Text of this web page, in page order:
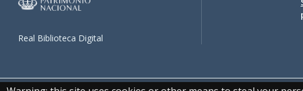
Real Biblioteca Digital